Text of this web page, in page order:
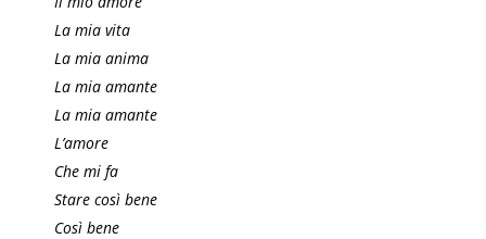
La mia vita
La mia anima
La mia amante
La mia amante
L’amore
Che mi fa
Stare così bene
Così bene